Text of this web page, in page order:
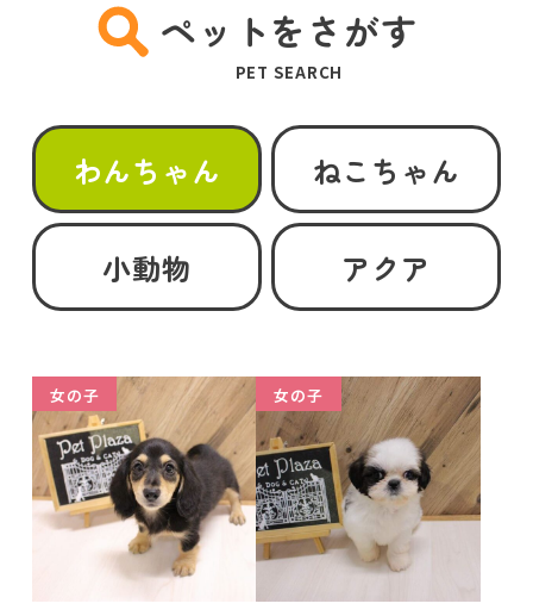
ペットをさがす
PET SEARCH
わんちゃん ねこちゃん
小動物 アクア
女の子 女の子